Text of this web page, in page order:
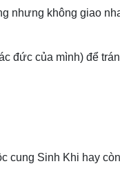
không giao
đức của mình) để
cung Sinh Khi hay